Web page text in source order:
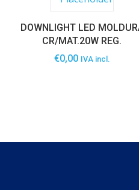
DOWNLIGHT LED
CR/MAT.20W REG.
€0,00 IVA incl.